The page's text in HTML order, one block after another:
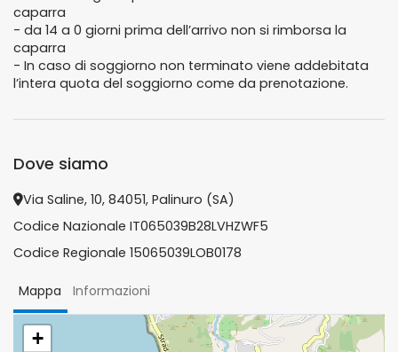
caparra
- da 14 a 0 giorni prima dell’arrivo non si rimborsa la
caparra
- In caso di soggiorno non terminato viene addebitata
l’intera quota del soggiorno come da prenotazione.
Dove siamo
Via Saline, 10, 84051, Palinuro (SA)
Codice Nazionale IT065039B28LVHZWF5
Codice Regionale 15065039LOB0178
Mappa Informazioni
+